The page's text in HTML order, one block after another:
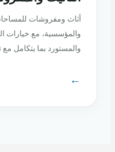
أثاث ومفروشات للمساحات
والمؤسسية، مع خيارات
والمستورد بما يتكامل مع
←